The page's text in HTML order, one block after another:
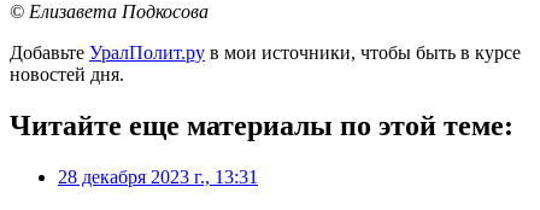
© Елизавета Подкосова
Добавьте УралПолит.ру в мои источники, чтобы быть в курсе
новостей дня.
Читайте еще материалы по этой теме:
28 декабря 2023 г., 13:31